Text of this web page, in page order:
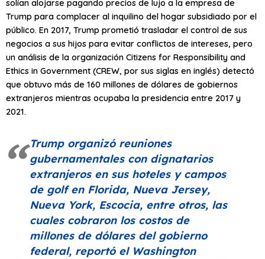
solían alojarse pagando precios de lujo a la empresa de
Trump para complacer al inquilino del hogar subsidiado por el
público. En 2017, Trump prometió trasladar el control de sus
negocios a sus hijos para evitar conflictos de intereses, pero
un análisis de la organización Citizens for Responsibility and
Ethics in Government (CREW, por sus siglas en inglés) detectó
que obtuvo más de 160 millones de dólares de gobiernos
extranjeros mientras ocupaba la presidencia entre 2017 y
2021.
Trump organizó reuniones
gubernamentales con dignatarios
extranjeros en sus hoteles y campos
de golf en Florida, Nueva Jersey,
Nueva York, Escocia, entre otros, las
cuales cobraron los costos de
millones de dólares del gobierno
federal, reportó el Washington